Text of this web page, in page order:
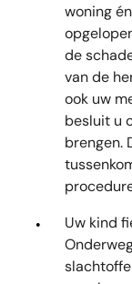
woning
de
van de
ook uw
besluit u
brengen.
Uw kind